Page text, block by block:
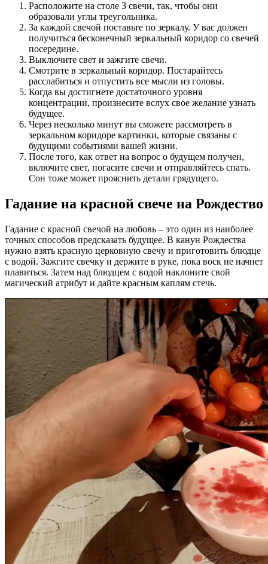
Расположите на столе 3 свечи, так, чтобы они
образовали углы треугольника.
За каждой свечой поставьте по зеркалу. У вас должен
получиться бесконечный зеркальный коридор со свечей
посередине.
Выключите свет и зажгите свечи.
Смотрите в зеркальный коридор. Постарайтесь
расслабиться и отпустить все мысли из головы.
Когда вы достигнете достаточного уровня
концентрации, произнесите вслух свое желание узнать
будущее.
Через несколько минут вы сможете рассмотреть в
зеркальном коридоре картинки, которые связаны с
будущими событиями вашей жизни.
После того, как ответ на вопрос о будущем получен,
включите свет, погасите свечи и отправляйтесь спать.
Сон тоже может прояснить детали грядущего.
Гадание на красной свече на Рождество
Гадание с красной свечой на любовь – это один из наиболее
точных способов предсказать будущее. В канун Рождества
нужно взять красную церковную свечу и приготовить блюдце
с водой. Зажгите свечку и держите в руке, пока воск не начнет
плавиться. Затем над блюдцем с водой наклоните свой
магический атрибут и дайте красным каплям стечь.